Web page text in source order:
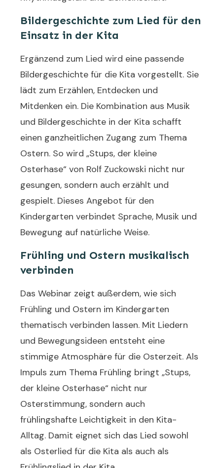
Bildergeschichte zum Lied für den
Einsatz in der Kita
Ergänzend zum Lied wird eine passende
Bildergeschichte für die Kita vorgestellt. Sie
lädt zum Erzählen, Entdecken und
Mitdenken ein. Die Kombination aus Musik
und Bildergeschichte in der Kita schafft
einen ganzheitlichen Zugang zum Thema
Ostern. So wird „Stups, der kleine
Osterhase“ von Rolf Zuckowski nicht nur
gesungen, sondern auch erzählt und
gespielt. Dieses Angebot für den
Kindergarten verbindet Sprache, Musik und
Bewegung auf natürliche Weise.
Frühling und Ostern musikalisch
verbinden
Das Webinar zeigt außerdem, wie sich
Frühling und Ostern im Kindergarten
thematisch verbinden lassen. Mit Liedern
und Bewegungsideen entsteht eine
stimmige Atmosphäre für die Osterzeit. Als
Impuls zum Thema Frühling bringt „Stups,
der kleine Osterhase“ nicht nur
Osterstimmung, sondern auch
frühlingshafte Leichtigkeit in den Kita-
Alltag. Damit eignet sich das Lied sowohl
als Osterlied für die Kita als auch als